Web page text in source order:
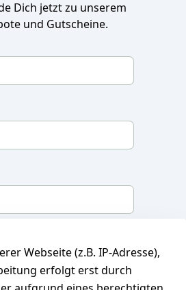
Webseite (z.B. IP-Adresse),
erfolgt erst durch
Dich jetzt zu unserem
und Gutscheine.
widerrufen.**